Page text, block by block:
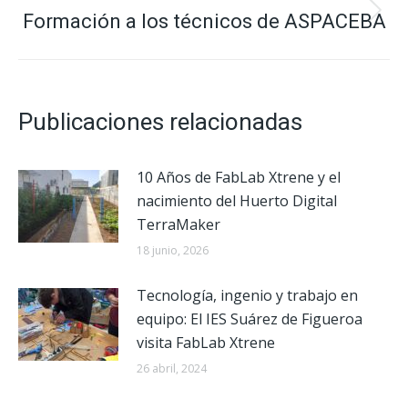
Publicación
Formación a los técnicos de ASPACEBA
Publicaciones relacionadas
10 Años de FabLab Xtrene y el
nacimiento del Huerto Digital
TerraMaker
18 junio, 2026
Tecnología, ingenio y trabajo en
equipo: El IES Suárez de Figueroa
visita FabLab Xtrene
26 abril, 2024